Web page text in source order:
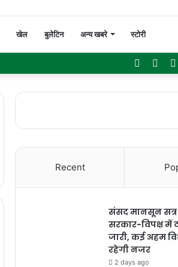
खेल बुलेटिन अन्य खबरे स्टोरी
Recent
संसद मानसून सत्र
सरकार-विपक्ष में
जारी, कई अहम
रहेगी नजर
2 days ago